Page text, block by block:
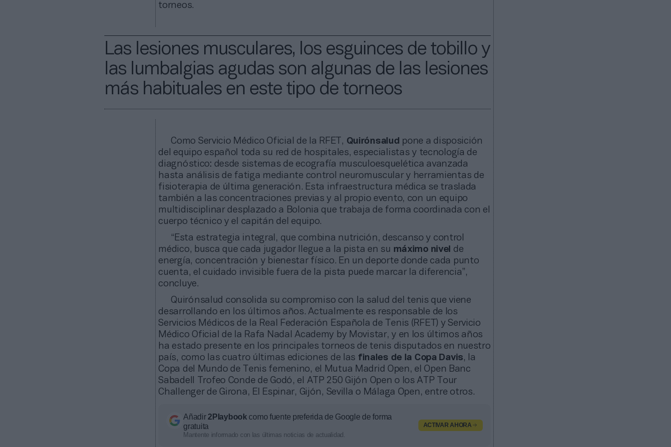
torneos.
Las lesiones musculares, los esguinces de tobillo y
las lumbalgias agudas son algunas de las lesiones
más habituales en este tipo de torneos
Como Servicio Médico Oficial de la RFET, Quirónsalud pone a disposición
del equipo español toda su red de hospitales, especialistas y tecnología de
diagnóstico: desde sistemas de ecografía musculoesquelética avanzada
hasta análisis de fatiga mediante control neuromuscular y herramientas de
fisioterapia de última generación. Esta infraestructura médica se traslada
también a las concentraciones previas y al propio evento, con un equipo
multidisciplinar desplazado a Bolonia que trabaja de forma coordinada con el
cuerpo técnico y el capitán del equipo.
“Esta estrategia integral, que combina nutrición, descanso y control
médico, busca que cada jugador llegue a la pista en su máximo nivel de
energía, concentración y bienestar físico. En un deporte donde cada punto
cuenta, el cuidado invisible fuera de la pista puede marcar la diferencia”,
concluye.
Quirónsalud consolida su compromiso con la salud del tenis que viene
desarrollando en los últimos años. Actualmente es responsable de los
Servicios Médicos de la Real Federación Española de Tenis (RFET) y Servicio
Médico Oficial de la Rafa Nadal Academy by Movistar, y en los últimos años
ha estado presente en los principales torneos de tenis disputados en nuestro
país, como las cuatro últimas ediciones de las finales de la Copa Davis, la
Copa del Mundo de Tenis femenino, el Mutua Madrid Open, el Open Banc
Sabadell Trofeo Conde de Godó, el ATP 250 Gijón Open o los ATP Tour
Challenger de Girona, El Espinar, Gijón, Sevilla o Málaga Open, entre otros.
Añadir2Playbook como fuente preferida de Google de forma
gratuita
Mantente informado con las últimas noticias de actualidad.
ACTIVAR AHORA